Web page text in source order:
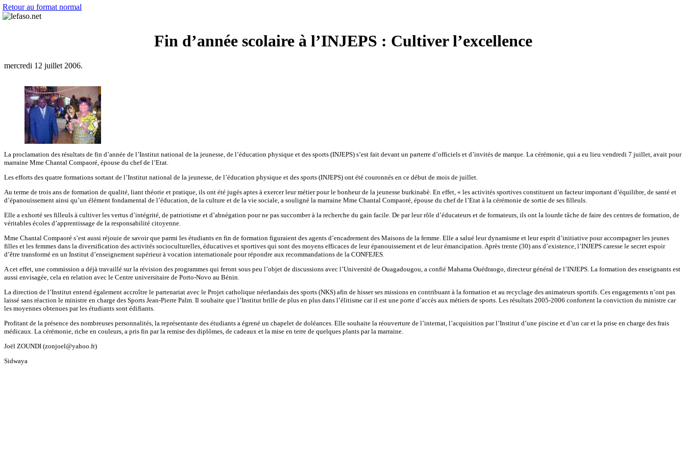
Retour au format normal
Fin d’année scolaire à l’INJEPS : Cultiver l’excellence
mercredi 12 juillet 2006.
La proclamation des résultats de fin d’année de l’Institut national de la jeunesse, de l’éducation physique et des sports (INJEPS) s’est fait devant un parterre d’officiels et d’invités de marque. La cérémonie, qui a eu lieu vendredi 7 juillet, avait pour
marraine Mme Chantal Compaoré, épouse du chef de l’Etat.
Les efforts des quatre formations sortant de l’Institut national de la jeunesse, de l’éducation physique et des sports (INJEPS) ont été couronnés en ce début de mois de juillet.
Au terme de trois ans de formation de qualité, liant théorie et pratique, ils ont été jugés aptes à exercer leur métier pour le bonheur de la jeunesse burkinabè. En effet, « les activités sportives constituent un facteur important d’équilibre, de santé et
d’épanouissement ainsi qu’un élément fondamental de l’éducation, de la culture et de la vie sociale, a souligné la marraine Mme Chantal Compaoré, épouse du chef de l’Etat à la cérémonie de sortie de ses filleuls.
Elle a exhorté ses filleuls à cultiver les vertus d’intégrité, de patriotisme et d’abnégation pour ne pas succomber à la recherche du gain facile. De par leur rôle d’éducateurs et de formateurs, ils ont la lourde tâche de faire des centres de formation, de
véritables écoles d’apprentissage de la responsabilité citoyenne.
Mme Chantal Compaoré s’est aussi réjouie de savoir que parmi les étudiants en fin de formation figuraient des agents d’encadrement des Maisons de la femme. Elle a salué leur dynamisme et leur esprit d’initiative pour accompagner les jeunes
filles et les femmes dans la diversification des activités socioculturelles, éducatives et sportives qui sont des moyens efficaces de leur épanouissement et de leur émancipation. Après trente (30) ans d’existence, l’INJEPS caresse le secret espoir
d’être transformé en un Institut d’enseignement supérieur à vocation internationale pour répondre aux recommandations de la CONFEJES.
A cet effet, une commission a déjà travaillé sur la révision des programmes qui feront sous peu l’objet de discussions avec l’Université de Ouagadougou, a confié Mahama Ouédraogo, directeur général de l’INJEPS. La formation des enseignants est
aussi envisagée, cela en relation avec le Centre universitaire de Porto-Novo au Bénin.
La direction de l’Institut entend également accroître le partenariat avec le Projet catholique néerlandais des sports (NKS) afin de hisser ses missions en contribuant à la formation et au recyclage des animateurs sportifs. Ces engagements n’ont pas
laissé sans réaction le ministre en charge des Sports Jean-Pierre Palm. Il souhaite que l’Institut brille de plus en plus dans l’élitisme car il est une porte d’accès aux métiers de sports. Les résultats 2005-2006 confortent la conviction du ministre car
les moyennes obtenues par les étudiants sont édifiants.
Profitant de la présence des nombreuses personnalités, la représentante des étudiants a égrené un chapelet de doléances. Elle souhaite la réouverture de l’internat, l’acquisition par l’Institut d’une piscine et d’un car et la prise en charge des frais
médicaux. La cérémonie, riche en couleurs, a pris fin par la remise des diplômes, de cadeaux et la mise en terre de quelques plants par la marraine.
Joël ZOUNDI (zonjoel@yahoo.fr)
Sidwaya